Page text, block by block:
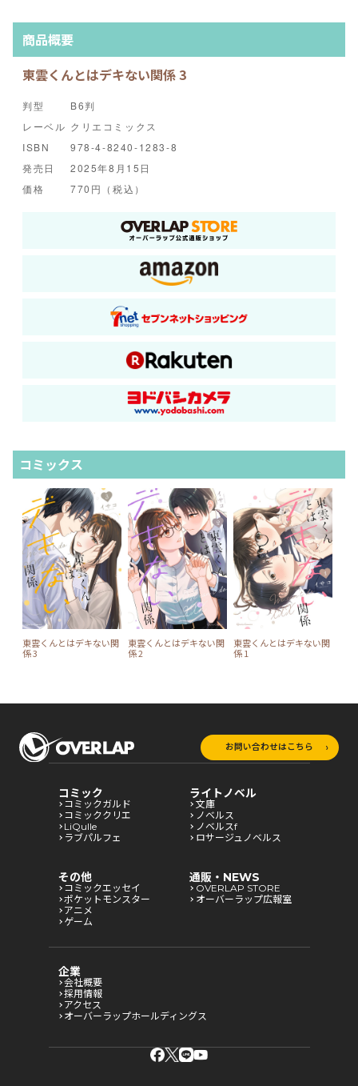
商品概要
東雲くんとはデキない関係 3
判型
B6判
レーベル クリエコミックス
ISBN
978-4-8240-1283-8
発売日
2025年8月15日
価格
770円（税込）
コミックス
東雲くんとはデキない関
係 3
東雲くんとはデキない関
係 2
東雲くんとはデキない関
係 1
お問い合わせはこちら
コミック
コミックガルド
コミッククリエ
LiQulle
ラブパルフェ
ライトノベル
文庫
ノベルス
ノベルスf
ロサージュノベルス
その他
コミックエッセイ
ポケットモンスター
アニメ
ゲーム
通販・NEWS
OVERLAP STORE
オーバーラップ広報室
企業
会社概要
採用情報
アクセス
オーバーラップホールディングス